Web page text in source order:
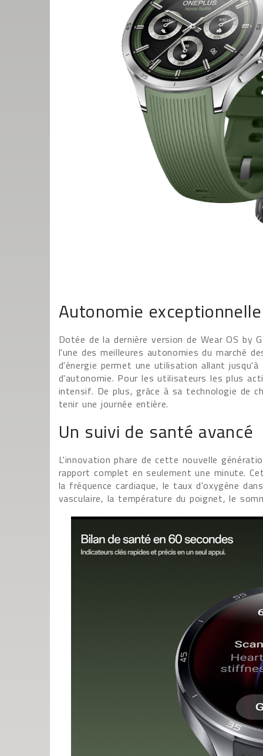
Autonomie
Dotée de la dernière version de Wear OS by
l'une des meilleures autonomies du marché
d'énergie permet une utilisation allant
d'autonomie. Pour les utilisateurs les plus
intensif. De plus, grâce à sa technologie de
tenir une journée entière.
Un suivi de santé avancé
L'innovation phare de cette nouvelle
rapport complet en seulement une minute.
la fréquence cardiaque, le taux d'oxygène
vasculaire, la température du poignet, le